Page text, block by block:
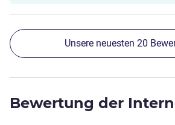
Unsere neuesten 20
Bewertung der